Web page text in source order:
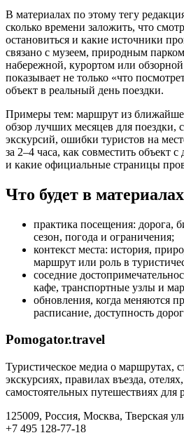
В материалах по этому тегу
сколько времени заложить, что
остановиться и какие источники
связано с музеем, природным
набережной, курортом или
показывает не только «что
объект в реальный день поездки.
Примеры тем: маршрут из
обзор лучших месяцев для поездки,
экскурсий, ошибки туристов на
за 2–4 часа, как совместить объект
и какие официальные страницы
Что будет в
практика посещения: дорога,
сезон, погода и ограничения;
контекст места: история,
маршрут или роль в
соседние
кафе, транспортные узлы и
обновления, когда меняются
расписание, доступность
Pomogator.travel
Туристическое медиа о маршрутах,
экскурсиях, правилах въезда,
самостоятельных путешествиях для
125009, Россия, Москва, Тверская
+7 495 128-77-18